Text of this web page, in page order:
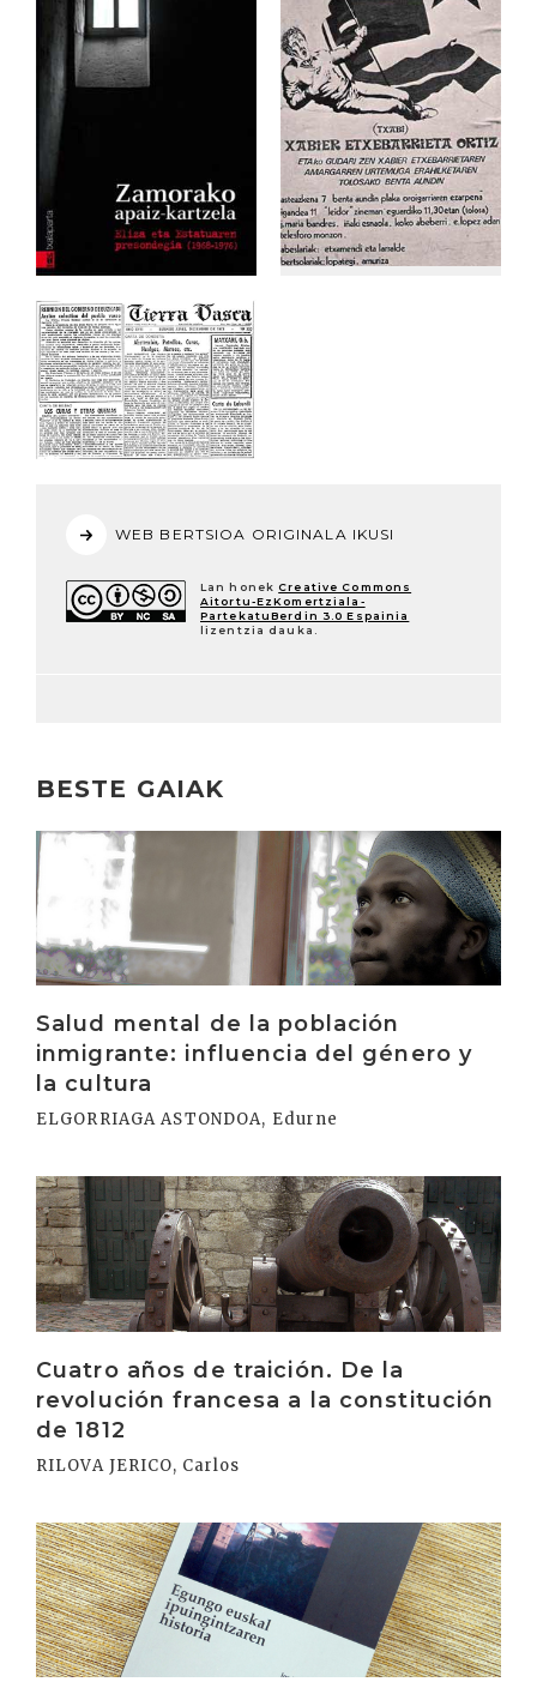
WEB BERTSIOA ORIGINALA IKUSI
Lan honek Creative Commons
Aitortu-EzKomertziala-
PartekatuBerdin 3.0 Espainia
lizentzia dauka.
BESTE GAIAK
Salud mental de la población
inmigrante: influencia del género y
la cultura
ELGORRIAGA ASTONDOA, Edurne
Irakurri
Cuatro años de traición. De la
revolución francesa a la constitución
de 1812
RILOVA JERICO, Carlos
Irakurri
Irakurri